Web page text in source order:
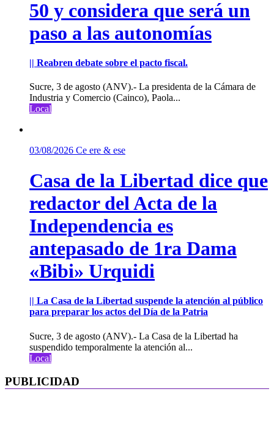
50 y considera que será un
paso a las autonomías
|| Reabren debate sobre el pacto fiscal.
Sucre, 3 de agosto (ANV).- La presidenta de la Cámara de
Industria y Comercio (Cainco), Paola...
Local
03/08/2026 Ce ere & ese
Casa de la Libertad dice que
redactor del Acta de la
Independencia es
antepasado de 1ra Dama
«Bibi» Urquidi
|| La Casa de la Libertad suspende la atención al público
para preparar los actos del Día de la Patria
Sucre, 3 de agosto (ANV).- La Casa de la Libertad ha
suspendido temporalmente la atención al...
Local
PUBLICIDAD